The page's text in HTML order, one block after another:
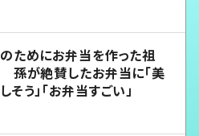
ためにお弁当を作った祖
孫が絶賛したお弁当に「美
そう」「お弁当すごい」